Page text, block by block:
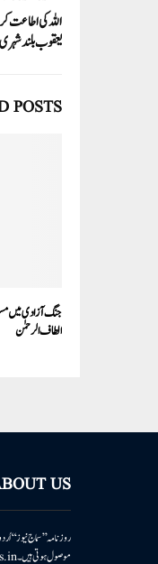
اللہ کی اطاعت
یعقوب بلند شہری
POSTS
جنگ آزادی میں
الطاف الرحمٰن
US
روزنامہ ’’سماج